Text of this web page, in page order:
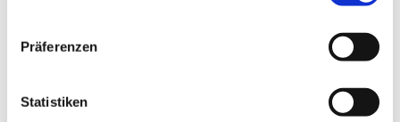
Präferenzen
Statistiken